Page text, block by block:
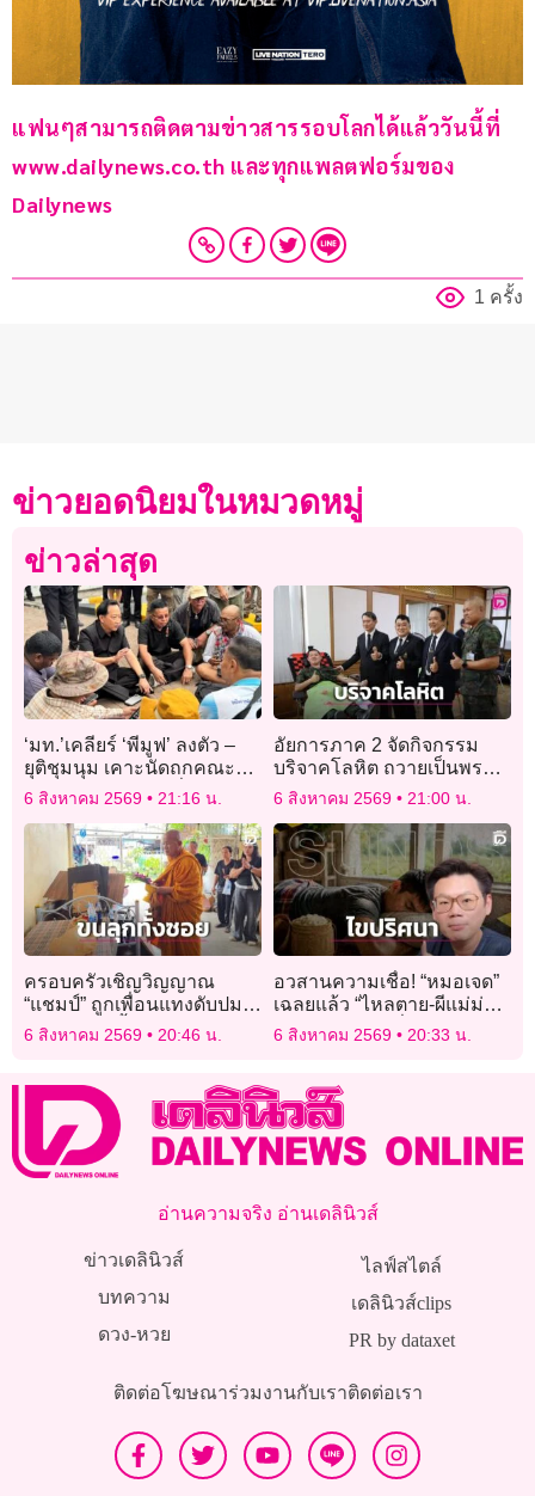
แฟนๆสามารถติดตามข่าวสารรอบโลกได้แล้ววันนี้ที่
www.dailynews.co.th และทุกแพลตฟอร์มของ
Dailynews
1 ครั้ง
ข่าวยอดนิยมในหมวดหมู่
ข่าวล่าสุด
‘มท.’เคลียร์ ‘พีมูฟ’ ลงตัว –
ยุติชุมนุม เคาะนัดถกคณะ
อนุฯร่วมแก้ปัญหาที่ดินทำกิน
6 สิงหาคม 2569 21:16 น.
อัยการภาค 2 จัดกิจกรรม
บริจาคโลหิต ถวายเป็นพระ
ราชกุศลฯ พร้อมเปิดให้
งานของพระองค์ภา
6 สิงหาคม 2569 21:00 น.
ครอบครัวเชิญวิญญาณ
“แชมป์” ถูกเพื่อนแทงดับปม
รักสามเส้า จี้ ตร. เร่งล่าตัว
6 สิงหาคม 2569 20:46 น.
อวสานความเชื่อ! “หมอเจด”
เฉลยแล้ว “ไหลตาย-ผีแม่ม่าย”
กินข้าวเหนียวเกี่ยวจริงไหม?
6 สิงหาคม 2569 20:33 น.
อ่านความจริง อ่านเดลินิวส์
ข่าวเดลินิวส์
บทความ
ดวง-หวย
ไลฟ์สไตล์
เดลินิวส์clips
PR by dataxet
ติดต่อโฆษณาร่วมงานกับเราติดต่อเรา